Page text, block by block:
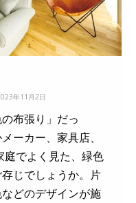
年11月2日
布張り」だっ
ーカー、家具店、
庭でよく見た、緑色
じでしょうか。片
どのデザインが施